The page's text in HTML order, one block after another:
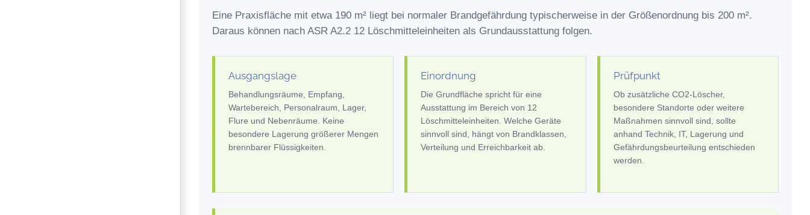
Eine Praxisfläche mit etwa 190 m² liegt bei normaler Brandgefährdung typischerweise in der Größenordnung bis 200 m².
Daraus können nach ASR A2.2 12 Löschmitteleinheiten als Grundausstattung folgen.
Ausgangslage
Behandlungsräume, Empfang,
Wartebereich, Personalraum, Lager,
Flure und Nebenräume. Keine
besondere Lagerung größerer Mengen
brennbarer Flüssigkeiten.
Einordnung
Die Grundfläche spricht für eine
Ausstattung im Bereich von 12
Löschmitteleinheiten. Welche Geräte
sinnvoll sind, hängt von Brandklassen,
Verteilung und Erreichbarkeit ab.
Prüfpunkt
Ob zusätzliche CO2-Löscher,
besondere Standorte oder weitere
Maßnahmen sinnvoll sind, sollte
anhand Technik, IT, Lagerung und
Gefährdungsbeurteilung entschieden
werden.